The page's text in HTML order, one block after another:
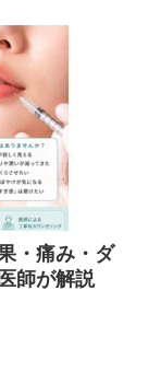
・痛み・ダ
師が解説